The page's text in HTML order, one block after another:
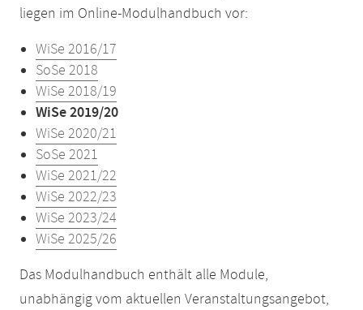
liegen im Online-Modulhandbuch vor:
WiSe 2016/17
SoSe 2018
WiSe 2018/19
WiSe 2019/20
WiSe 2020/21
SoSe 2021
WiSe 2021/22
WiSe 2022/23
WiSe 2023/24
WiSe 2025/26
Das Modulhandbuch enthält alle Module,
unabhängig vom aktuellen Veranstaltungsangebot,